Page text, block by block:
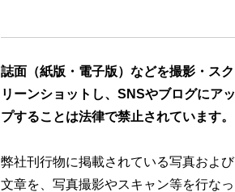
誌面（紙版・電子版）などを撮影・スク
リーンショットし、SNSやブログにアッ
プすることは法律で禁止されています。
弊社刊行物に掲載されている写真および
文章を、写真撮影やスキャン等を行なっ